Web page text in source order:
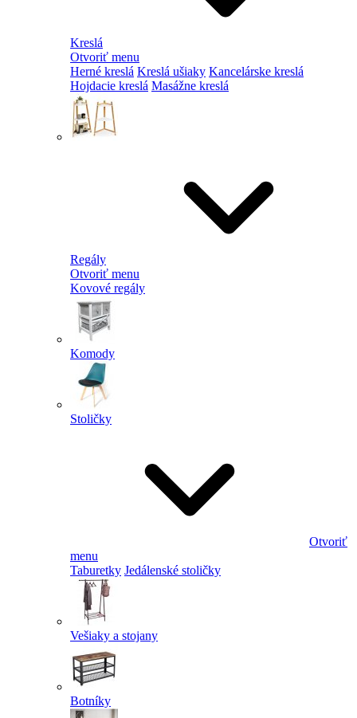
Kreslá
Otvoriť menu
Herné kreslá Kreslá ušiaky Kancelárske kreslá
Hojdacie kreslá Masážne kreslá
Regály
Otvoriť menu
Kovové regály
Komody
Stoličky
Otvoriť
menu
Taburetky Jedálenské stoličky
Vešiaky a stojany
Botníky